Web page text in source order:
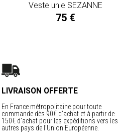
Veste unie SEZANNE
75 €
LIVRAISON OFFERTE
En France métropolitaine pour toute
commande dès 90€ d'achat et à partir de
150€ d’achat pour les expéditions vers les
autres pays de l’Union Européenne.